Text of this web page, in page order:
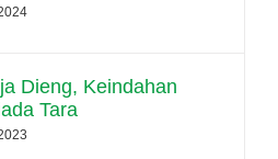
Dieng, Keindahan
Tara